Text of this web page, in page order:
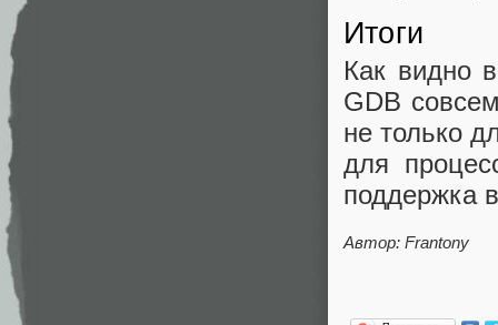
Итоги
Как видно
GDB
не только
для
поддержка
Автор: Frantony